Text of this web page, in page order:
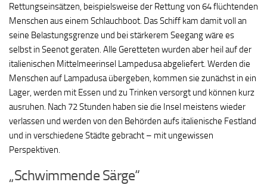
Rettungseinsätzen, beispielsweise der Rettung von 64 flüchtenden
Menschen aus einem Schlauchboot. Das Schiff kam damit voll an
seine Belastungsgrenze und bei stärkerem Seegang wäre es
selbst in Seenot geraten. Alle Geretteten wurden aber heil auf der
italienischen Mittelmeerinsel Lampedusa abgeliefert. Werden die
Menschen auf Lampadusa übergeben, kommen sie zunächst in ein
Lager, werden mit Essen und zu Trinken versorgt und können kurz
ausruhen. Nach 72 Stunden haben sie die Insel meistens wieder
verlassen und werden von den Behörden aufs italienische Festland
und in verschiedene Städte gebracht – mit ungewissen
Perspektiven.
„Schwimmende Särge“